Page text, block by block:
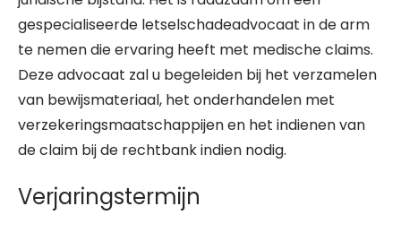
gespecialiseerde letselschadeadvocaat in de arm
te nemen die ervaring heeft met medische claims.
Deze advocaat zal u begeleiden bij het verzamelen
van bewijsmateriaal, het onderhandelen met
verzekeringsmaatschappijen en het indienen van
de claim bij de rechtbank indien nodig.
Verjaringstermijn